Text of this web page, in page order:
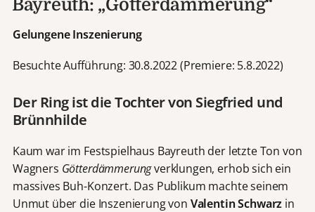
Bayreuth: „Götterdämmerung“
Gelungene Inszenierung
Besuchte Aufführung: 30.8.2022 (Premiere: 5.8.2022)
Der Ring ist die Tochter von Siegfried und
Brünnhilde
Kaum war im Festspielhaus Bayreuth der letzte Ton von
Wagners Götterdämmerungverklungen, erhob sich ein
massives Buh-Konzert. Das Publikum machte seinem
Unmut über die Inszenierung von Valentin Schwarz in